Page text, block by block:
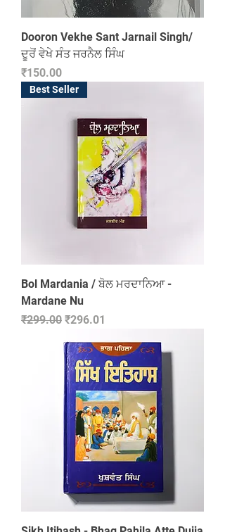
Dooron Vekhe Sant Jarnail Singh/
ਦੂਰੋਂ ਵੇਖੇ ਸੰਤ ਜਰਨੈਲ ਸਿੰਘ
Price
₹150.00
Best Seller
Bol Mardania / ਬੋਲ ਮਰਦਾਨਿਆ -
Mardane Nu
Regular Price
₹299.00 Sale Price
₹296.01